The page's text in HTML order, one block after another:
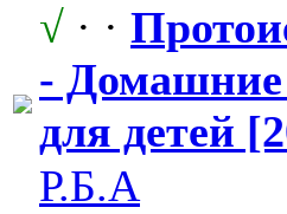
√ · ·
- Домашние
для детей
Р.Б.А